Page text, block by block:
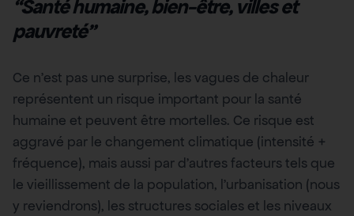
“Santé humaine, bien-être, villes et
pauvreté”
Ce n’est pas une surprise, les vagues de chaleur
représentent un risque important pour la santé
humaine et peuvent être mortelles. Ce risque est
aggravé par le changement climatique (intensité +
fréquence), mais aussi par d’autres facteurs tels que
le vieillissement de la population, l’urbanisation (nous
y reviendrons), les structures sociales et les niveaux